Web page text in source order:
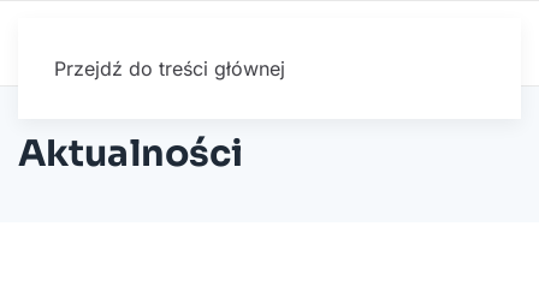
Przejdź do treści głównej
Aktualności